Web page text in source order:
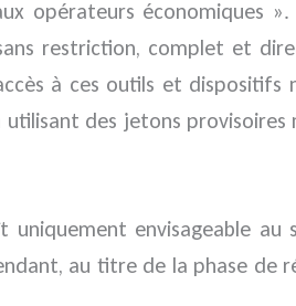
opérateurs économiques
restriction, complet et
à ces outils et
des jetons
uniquement envisageable
au titre de la phase de